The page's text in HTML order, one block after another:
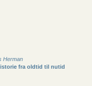
Herman
fra oldtid til nutid